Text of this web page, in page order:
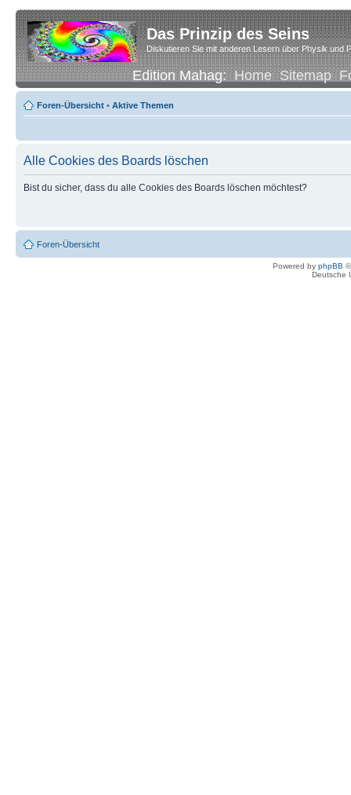
Das Prinzip des Seins
Diskutieren Sie mit anderen Lesern über Physik und
Edition Mahag:Home Sitemap
Foren-Übersicht • Aktive Themen
Alle Cookies des Boards löschen
Bist du sicher, dass du alle Cookies des Boards löschen möchtest?
Foren-Übersicht
Powered by phpBB
Deutsche